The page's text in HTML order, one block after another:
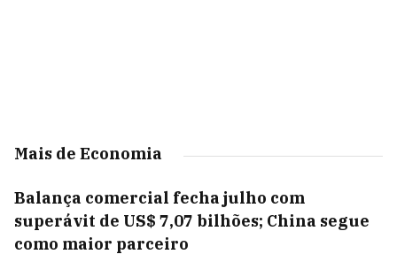
Mais de Economia
Balança comercial fecha julho com
superávit de US$ 7,07 bilhões; China segue
como maior parceiro